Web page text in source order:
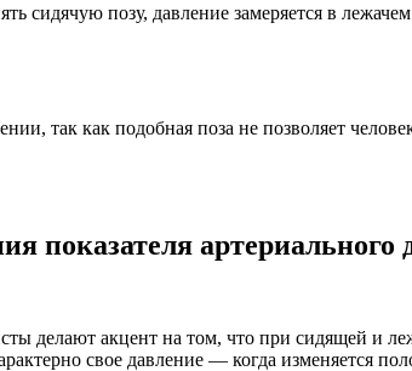
сидячую позу, давление замеряется в
так как подобная поза не позволяет
показателя артериального
делают акцент на том, что при сидящей и
свое давление — когда изменяется